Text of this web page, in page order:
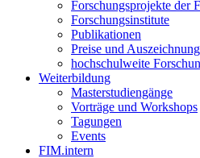
Forschungsprojekte der
Forschungsinstitute
Publikationen
Preise und
hochschulweite
Weiterbildung
Masterstudiengänge
Vorträge und Workshops
Tagungen
Events
FIM.intern